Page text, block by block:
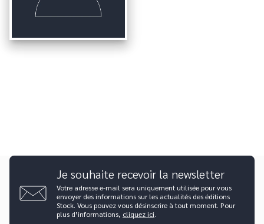
Je souhaite recevoir la newsletter
Votre adresse e-mail sera uniquement utilisée pour vous
envoyer des informations sur les actualités des éditions
Stock. Vous pouvez vous désinscrire à tout moment. Pour
plus d’informations, cliquez ici.